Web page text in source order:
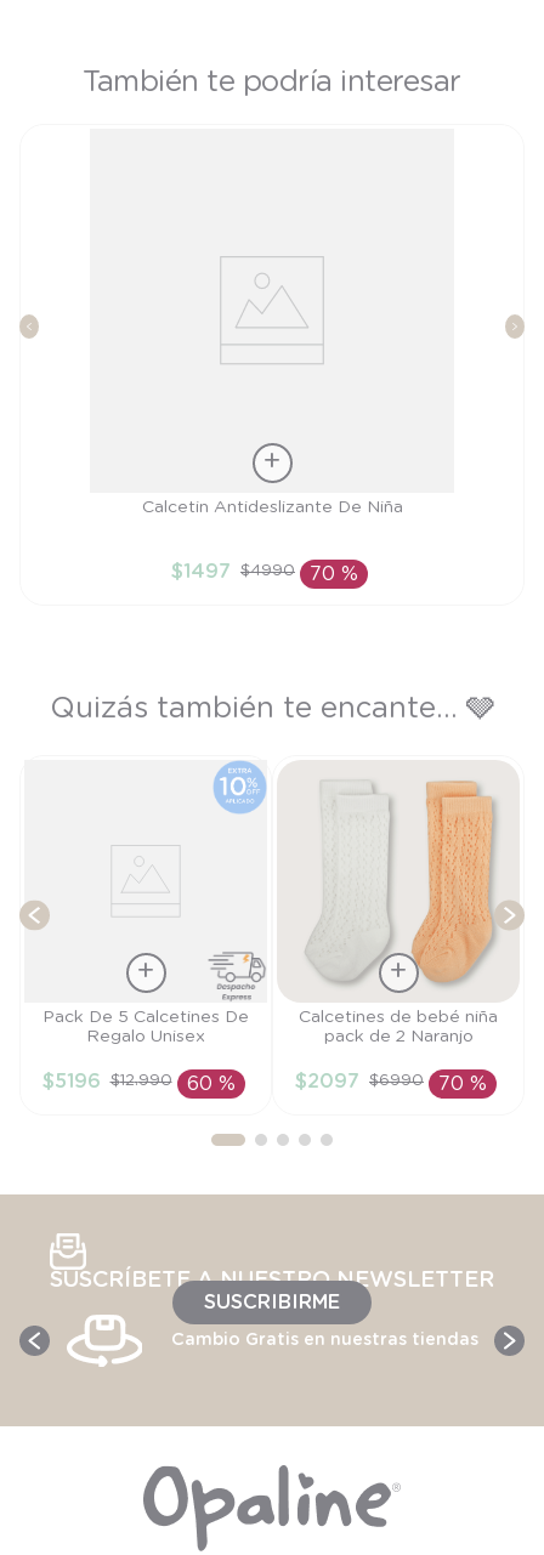
También te podría interesar
AÑADIR AL CARRITO
Calcetin Antideslizante De Niña
$1497 $4990 70 %
Quizás también te encante... 🩶
Talla
AÑADIR AL
Pack De 5 Calcetines De
Regalo Unisex
$5196 $12.990 60 %
Talla
AÑADIR AL
Calcetines de bebé niña
pack de 2 Naranjo
$2097 $6990 70 %
SUSCRÍBETE A NUESTRO NEWSLETTER
SUSCRIBIRME
Cambio Gratis en nuestras tiendas